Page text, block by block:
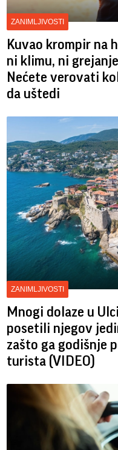
ZANIMLJIVOSTI
Kuvao krompir na
ni klimu, ni
Nećete verovati
da uštedi
ZANIMLJIVOSTI
Mnogi dolaze u
posetili njegov
zašto ga godišnje
turista (VIDEO)